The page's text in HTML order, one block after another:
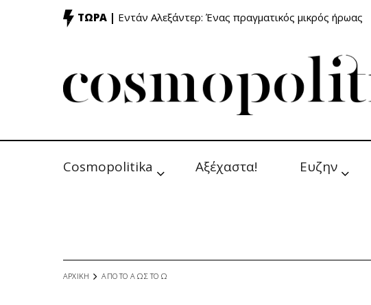
ΤΩΡΑ | Εντάν Αλεξάντερ: Ένας πραγματικός μικρός ήρωας
Cosmopolitika Αξέχαστα! Ευζην
ΑΡΧΙΚΗ ΑΠΟ ΤΟ Α ΩΣ ΤΟ Ω